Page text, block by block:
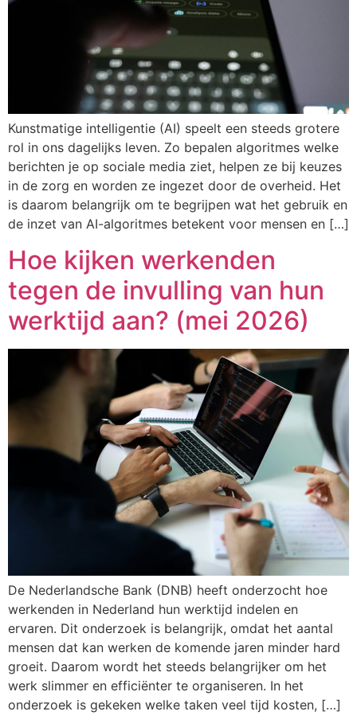
Kunstmatige intelligentie (AI) speelt een steeds grotere
rol in ons dagelijks leven. Zo bepalen algoritmes welke
berichten je op sociale media ziet, helpen ze bij keuzes
in de zorg en worden ze ingezet door de overheid. Het
is daarom belangrijk om te begrijpen wat het gebruik en
de inzet van AI-algoritmes betekent voor mensen en […]
Hoe kijken werkenden
tegen de invulling van hun
werktijd aan? (mei 2026)
De Nederlandsche Bank (DNB) heeft onderzocht hoe
werkenden in Nederland hun werktijd indelen en
ervaren. Dit onderzoek is belangrijk, omdat het aantal
mensen dat kan werken de komende jaren minder hard
groeit. Daarom wordt het steeds belangrijker om het
werk slimmer en efficiënter te organiseren. In het
onderzoek is gekeken welke taken veel tijd kosten, […]